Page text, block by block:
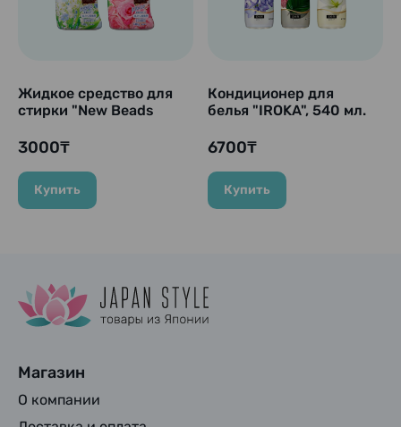
Жидкое средство для
стирки "New Beads
3000₸
Купить
Кондиционер для
белья "IROKA", 540 мл.
6700₸
Купить
Магазин
О компании